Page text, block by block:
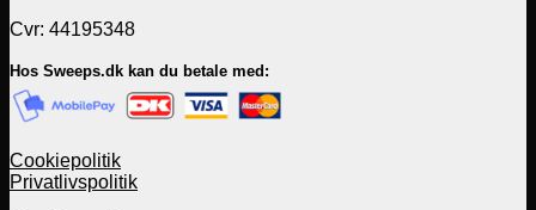
Cvr: 44195348
Hos Sweeps.dk kan du betale med:
Cookiepolitik
Privatlivspolitik